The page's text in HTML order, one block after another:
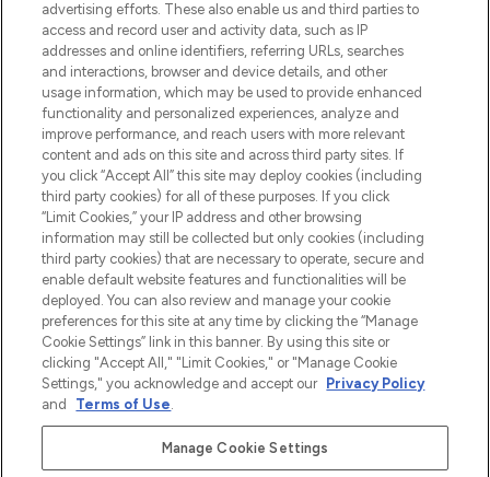
najnowszych produktach, od niszowych i
uznanych marek, sezonowych trendach i
otrzyma ekskluzywne artykuły redakcyjne
z Sunday Supplement.
Zgoda na pliki cookie
Do Not Sell or Share My Personal
Information
POMOC & INFORMACJE
WAŻNE INFORMACJE
O LOOKFANTASTIC
advertising efforts. These also enable us and third parties to
access and record user and activity data, such as IP
addresses and online identifiers, referring URLs, searches
and interactions, browser and device details, and other
usage information, which may be used to provide enhanced
functionality and personalized experiences, analyze and
improve performance, and reach users with more relevant
content and ads on this site and across third party sites. If
you click “Accept All” this site may deploy cookies (including
third party cookies) for all of these purposes. If you click
“Limit Cookies,” your IP address and other browsing
information may still be collected but only cookies (including
third party cookies) that are necessary to operate, secure and
enable default website features and functionalities will be
deployed. You can also review and manage your cookie
preferences for this site at any time by clicking the “Manage
Cookie Settings” link in this banner. By using this site or
clicking "Accept All," "Limit Cookies," or "Manage Cookie
Settings," you acknowledge and accept our Privacy Policy
and
Terms of Use.
Manage Cookie Settings